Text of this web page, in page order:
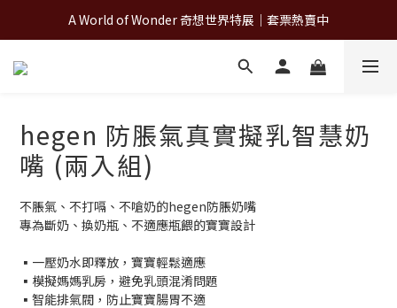
A World of Wonder 奇想世界特展｜套票熱賣中
A World of Wonder 奇想世界特展｜套票熱賣中
古北町總代理官方商城 hegen/PARASOL/färska/Poled/MiaMily
hegen 防脹氣真實擬乳智慧奶
嘴 (兩入組)
不脹氣、不打嗝、不嗆奶的hegen防脹奶嘴
專為斷奶、換奶瓶、不適應瓶餵的寶寶設計
▪一壓奶水即釋放，寶寶輕鬆適應
▪模擬媽媽乳房，避免乳頭混淆問題
▪智能排氣閥，防止寶寶腸胃不適